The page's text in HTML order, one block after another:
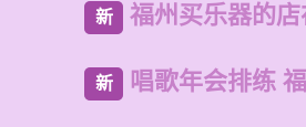
新 福州买乐器的
新 唱歌年会排练